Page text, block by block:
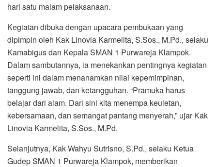
hari satu malam pelaksanaan.
Kegiatan dibuka dengan upacara pembukaan yang
dipimpin oleh Kak Linovia Karmelita, S.Sos., M.Pd., selaku
Kamabigus dan Kepala SMAN 1 Purwareja Klampok.
Dalam sambutannya, ia menekankan pentingnya kegiatan
seperti ini dalam menanamkan nilai kepemimpinan,
tanggung jawab, dan ketangguhan. “Pramuka harus
belajar dari alam. Dari sini kita menempa keuletan,
kebersamaan, dan semangat pantang menyerah,” ujar Kak
Linovia Karmelita, S.Sos., M.Pd.
Selanjutnya, Kak Wahyu Sutrisno, S.Pd., selaku Ketua
Gudep SMAN 1 Purwareja Klampok, memberikan